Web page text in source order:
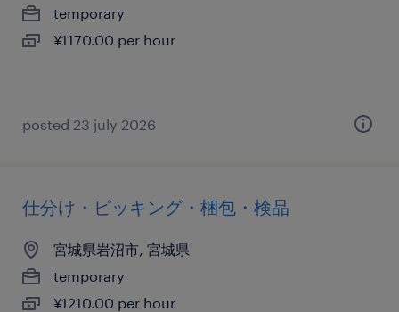
temporary
¥1170.00 per hour
posted 23 july 2026
仕分け・ピッキング・梱包・検品
宮城県岩沼市, 宮城県
temporary
¥1210.00 per hour